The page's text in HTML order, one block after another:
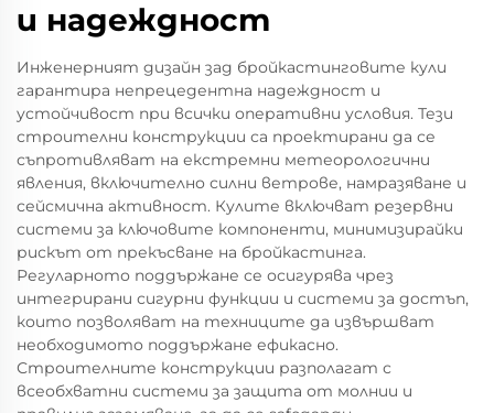
и надеждност
Инженерният дизайн зад бройкастинговите кули
гарантира непрецедентна надеждност и
устойчивост при всички оперативни условия. Тези
строителни конструкции са проектирани да се
съпротивляват на екстремни метеорологични
явления, включително силни ветрове, намразяване и
сейсмична активност. Кулите включват резервни
системи за ключовите компоненти, минимизирайки
рискът от прекъсване на бройкастинга.
Регуларното поддържане се осигурява чрез
интегрирани сигурни функции и системи за достъп,
които позволяват на техниците да извършват
необходимото поддържане ефикасно.
Строителните конструкции разполагат с
всеобхватни системи за защита от молнии и